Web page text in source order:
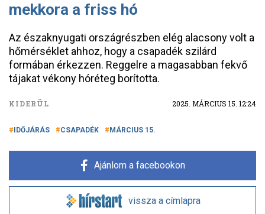
mekkora a friss hó
Az északnyugati országrészben elég alacsony volt a
hőmérséklet ahhoz, hogy a csapadék szilárd
formában érkezzen. Reggelre a magasabban fekvő
tájakat vékony hóréteg borította.
KIDERÜL 2025. MÁRCIUS 15. 12:24
IDŐJÁRÁS CSAPADÉK MÁRCIUS 15.
Ajánlom a facebookon
vissza a címlapra